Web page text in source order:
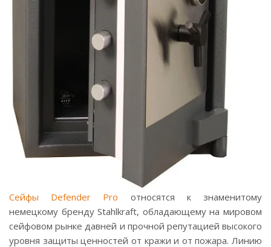
Сейфы Defender Pro относятся к знаменитому
немецкому бренду Stahlkraft, обладающему на мировом
сейфовом рынке давней и прочной репутацией высокого
уровня защиты ценностей от кражи и от пожара. Линию